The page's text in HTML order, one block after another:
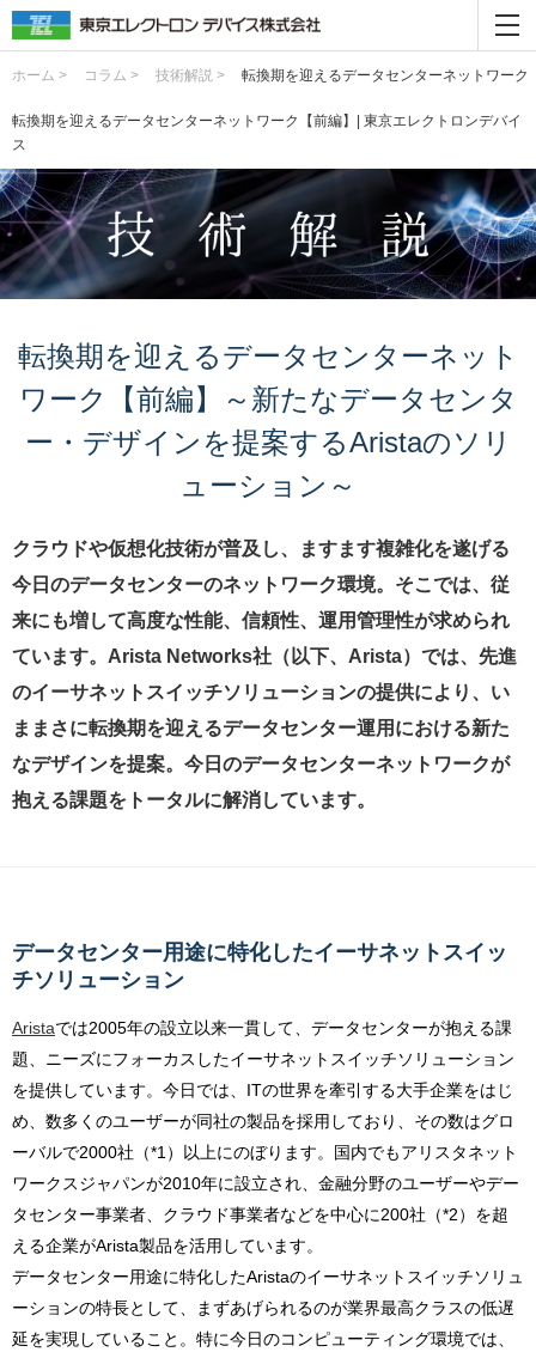
ホーム > コラム > 技術解説 > 転換期を迎えるデータセンターネットワー
転換期を迎えるデータセンターネットワーク【前編】| 東京エレクトロンデバイ
ス
転換期を迎えるデータセンターネット
ワーク【前編】～新たなデータセンタ
ー・デザインを提案するAristaのソリ
ューション～
クラウドや仮想化技術が普及し、ますます複雑化を遂げる
今日のデータセンターのネットワーク環境。そこでは、従
来にも増して高度な性能、信頼性、運用管理性が求められ
ています。Arista Networks社（以下、Arista）では、先進
のイーサネットスイッチソリューションの提供により、い
ままさに転換期を迎えるデータセンター運用における新た
なデザインを提案。今日のデータセンターネットワークが
抱える課題をトータルに解消しています。
データセンター用途に特化したイーサネットスイッ
チソリューション
Aristaでは2005年の設立以来一貫して、データセンターが抱える課
題、ニーズにフォーカスしたイーサネットスイッチソリューション
を提供しています。今日では、ITの世界を牽引する大手企業をはじ
め、数多くのユーザーが同社の製品を採用しており、その数はグロ
ーバルで2000社（*1）以上にのぼります。国内でもアリスタネット
ワークスジャパンが2010年に設立され、金融分野のユーザーやデー
タセンター事業者、クラウド事業者などを中心に200社（*2）を超
える企業がArista製品を活用しています。
データセンター用途に特化したAristaのイーサネットスイッチソリュ
ーションの特長として、まずあげられるのが業界最高クラスの低遅
延を実現していること。特に今日のコンピューティング環境では、